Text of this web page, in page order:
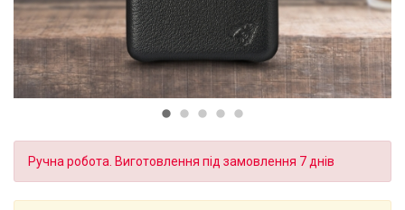
Ручна робота. Виготовлення під замовлення 7 днів